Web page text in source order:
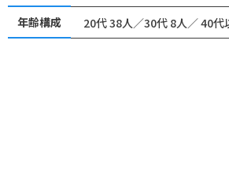
年齢構成
20代 38人／30代 8人／ 40代